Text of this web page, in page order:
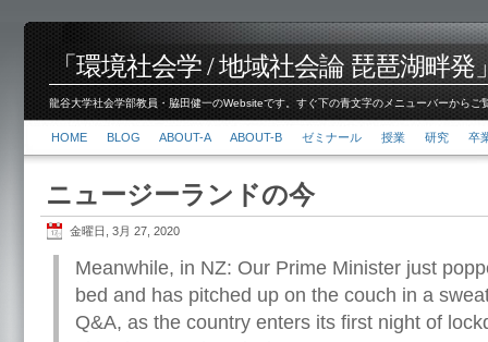
「環境社会学 / 地域社会論 琵琶湖畔発
龍谷大学社会学部教員・脇田健一のWebsiteです。すぐ下の青文字のメニューバーから
HOME BLOG ABOUT-A ABOUT-B ゼミナール 授業 研究 卒
ニュージーランドの今
金曜日, 3月 27, 2020
Meanwhile, in NZ: Our Prime Minister just
bed and has pitched up on the couch in a
Q&A, as the country enters its first night of